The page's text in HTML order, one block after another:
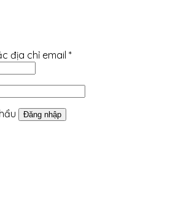
địa chỉ email *
Đăng nhập